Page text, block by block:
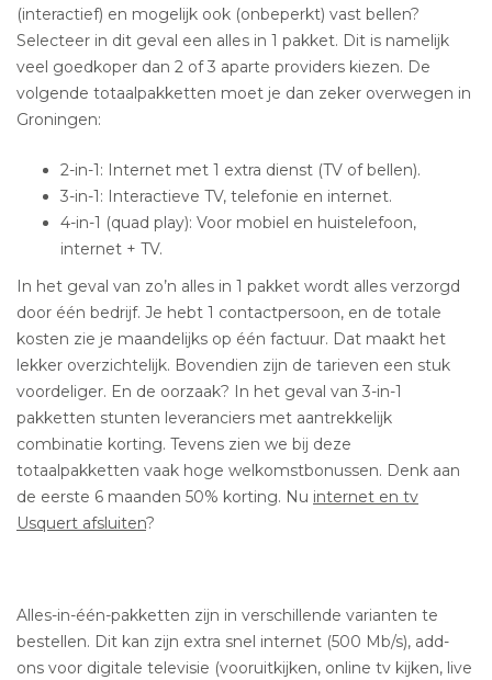
(interactief) en mogelijk ook (onbeperkt) vast bellen?
Selecteer in dit geval een alles in 1 pakket. Dit is namelijk
veel goedkoper dan 2 of 3 aparte providers kiezen. De
volgende totaalpakketten moet je dan zeker overwegen in
Groningen:
2-in-1: Internet met 1 extra dienst (TV of bellen).
3-in-1: Interactieve TV, telefonie en internet.
4-in-1 (quad play): Voor mobiel en huistelefoon,
internet + TV.
In het geval van zo’n alles in 1 pakket wordt alles verzorgd
door één bedrijf. Je hebt 1 contactpersoon, en de totale
kosten zie je maandelijks op één factuur. Dat maakt het
lekker overzichtelijk. Bovendien zijn de tarieven een stuk
voordeliger. En de oorzaak? In het geval van 3-in-1
pakketten stunten leveranciers met aantrekkelijk
combinatie korting. Tevens zien we bij deze
totaalpakketten vaak hoge welkomstbonussen. Denk aan
de eerste 6 maanden 50% korting. Nu internet en tv
Usquert afsluiten?
Alles-in-één-pakketten zijn in verschillende varianten te
bestellen. Dit kan zijn extra snel internet (500 Mb/s), add-
ons voor digitale televisie (vooruitkijken, online tv kijken, live